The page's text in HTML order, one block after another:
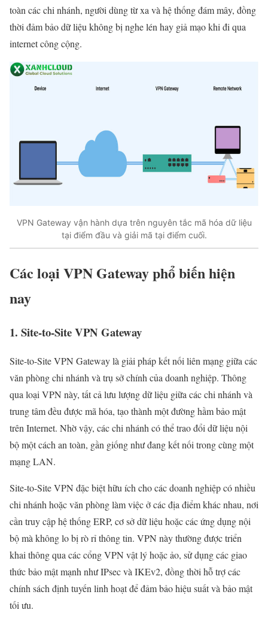
toàn các chi nhánh, người dùng từ xa và hệ thống đám mây, đồng
thời đảm bảo dữ liệu không bị nghe lén hay giả mạo khi đi qua
internet công cộng.
VPN Gateway vận hành dựa trên nguyên tắc mã hóa dữ liệu
tại điểm đầu và giải mã tại điểm cuối.
Các loại VPN Gateway phổ biến hiện
nay
1. Site-to-Site VPN Gateway
Site-to-Site VPN Gateway là giải pháp kết nối liên mạng giữa các
văn phòng chi nhánh và trụ sở chính của doanh nghiệp. Thông
qua loại VPN này, tất cả lưu lượng dữ liệu giữa các chi nhánh và
trung tâm đều được mã hóa, tạo thành một đường hầm bảo mật
trên Internet. Nhờ vậy, các chi nhánh có thể trao đổi dữ liệu nội
bộ một cách an toàn, gần giống như đang kết nối trong cùng một
mạng LAN.
Site-to-Site VPN đặc biệt hữu ích cho các doanh nghiệp có nhiều
chi nhánh hoặc văn phòng làm việc ở các địa điểm khác nhau, nơi
cần truy cập hệ thống ERP, cơ sở dữ liệu hoặc các ứng dụng nội
bộ mà không lo bị rò rỉ thông tin. VPN này thường được triển
khai thông qua các cổng VPN vật lý hoặc ảo, sử dụng các giao
thức bảo mật mạnh như IPsec và IKEv2, đồng thời hỗ trợ các
chính sách định tuyến linh hoạt để đảm bảo hiệu suất và bảo mật
tối ưu.